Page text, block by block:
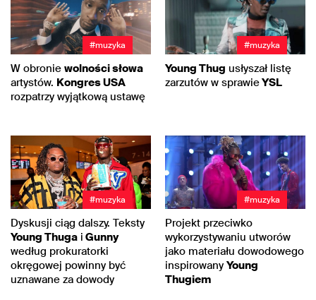
#muzyka
W obronie wolności słowa
artystów. Kongres USA
rozpatrzy wyjątkową ustawę
#muzyka
Young Thug usłyszał listę
zarzutów w sprawieYSL
#muzyka
Dyskusji ciąg dalszy. Teksty
Young Thuga i Gunny
według prokuratorki
okręgowej powinny być
uznawane za dowody
#muzyka
Projekt przeciwko
wykorzystywaniu utworów
jako materiału dowodowego
inspirowany Young
Thugiem